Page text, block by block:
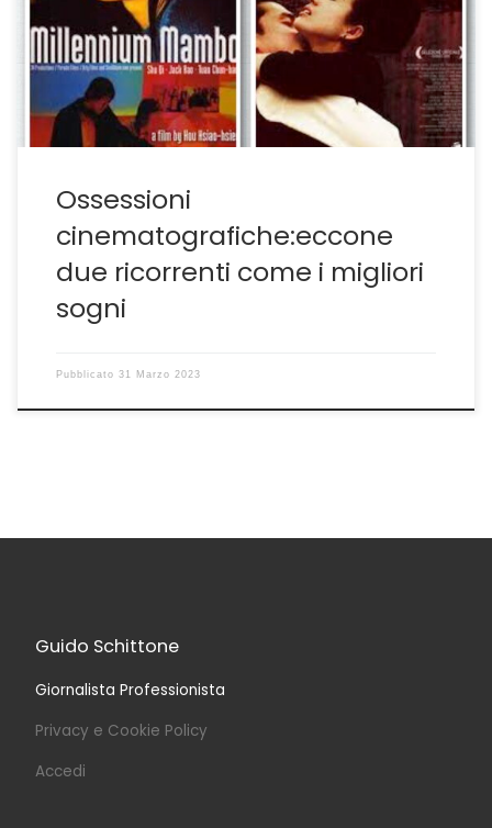
emanare. Sono quindi individuali, poco oggettive,
proprio perché vanno a colpire non l’elemento
razionale ma quello percettivo, ciò che si annida nel tuo
intimo e che spontaneamente […]
Ossessioni
cinematografiche:eccone
due ricorrenti come i migliori
sogni
Pubblicato 31 Marzo 2023
Guido Schittone
Giornalista Professionista
Privacy e Cookie Policy
Accedi